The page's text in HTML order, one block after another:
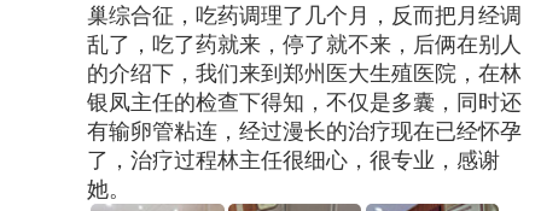
巢综合征，吃药调理了几个月，反而把月经调
乱了，吃了药就来，停了就不来，后俩在别人
的介绍下，我们来到郑州医大生殖医院，在林
银凤主任的检查下得知，不仅是多囊，同时还
有输卵管粘连，经过漫长的治疗现在已经怀孕
了，治疗过程林主任很细心，很专业，感谢
她。